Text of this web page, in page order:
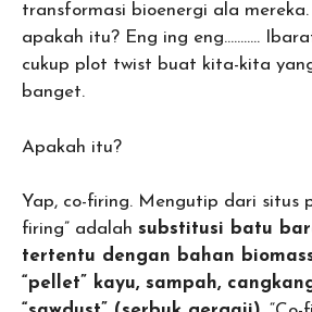
transformasi bioenergi ala
apakah itu? Eng ing eng………..
cukup plot twist buat kita-kita
banget.
Apakah itu?
Yap, co-firing. Mengutip dari situs
firing” adalah substitusi batu
tertentu dengan bahan
“pellet” kayu, sampah,